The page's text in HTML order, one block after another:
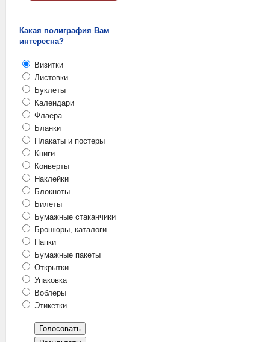
Какая полиграфия Вам
интересна?
Визитки
Листовки
Буклеты
Календари
Флаера
Бланки
Плакаты и постеры
Книги
Конверты
Наклейки
Блокноты
Билеты
Бумажные стаканчики
Брошюры, каталоги
Папки
Бумажные пакеты
Открытки
Упаковка
Воблеры
Этикетки